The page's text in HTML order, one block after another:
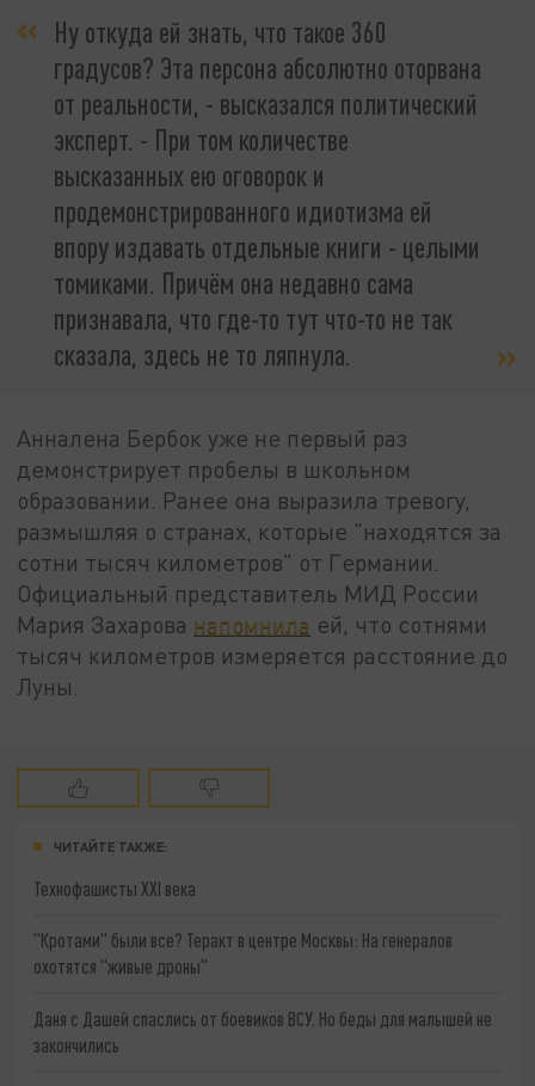
Ну откуда ей знать, что такое 360
градусов? Эта персона абсолютно оторвана
от реальности, - высказался политический
эксперт. - При том количестве
высказанных ею оговорок и
продемонстрированного идиотизма ей
впору издавать отдельные книги - целыми
томиками. Причём она недавно сама
признавала, что где-то тут что-то не так
сказала, здесь не то ляпнула.
Анналена Бербок уже не первый раз
демонстрирует пробелы в школьном
образовании. Ранее она выразила тревогу,
размышляя о странах, которые "находятся за
сотни тысяч километров" от Германии.
Официальный представитель МИД России
Мария Захарова напомнила ей, что сотнями
тысяч километров измеряется расстояние до
Луны.
ЧИТАЙТЕ ТАКЖЕ:
Технофашисты XXI века
"Кротами" были все? Теракт в центре Москвы: На генералов
охотятся "живые дроны"
Даня с Дашей спаслись от боевиков ВСУ. Но беды для малышей не
закончились